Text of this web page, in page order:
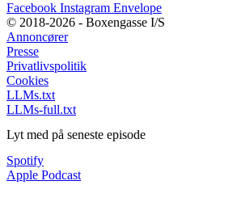
Facebook Instagram Envelope
© 2018-2026 - Boxengasse I/S
Annoncører
Presse
Privatlivspolitik
Cookies
LLMs.txt
LLMs-full.txt
Lyt med på seneste episode
Spotify
Apple Podcast